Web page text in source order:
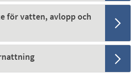
för vatten, avlopp och